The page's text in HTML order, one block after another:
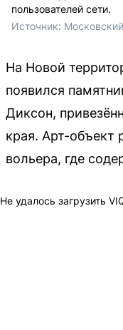
пользователей сети.
Источник:
На Новой
появился
Диксон,
края. Арт-объект
вольера, где
Не удалось загрузить